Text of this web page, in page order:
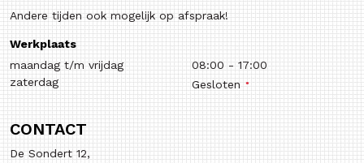
Andere tijden ook mogelijk op afspraak!
Werkplaats
maandag t/m vrijdag
08:00- 17:00
zaterdag
Gesloten
CONTACT
De Sondert 12,